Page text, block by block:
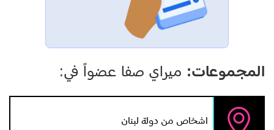
المجموعات: ميراي صفا عضواً في:
اشخاص من دولة لبنان